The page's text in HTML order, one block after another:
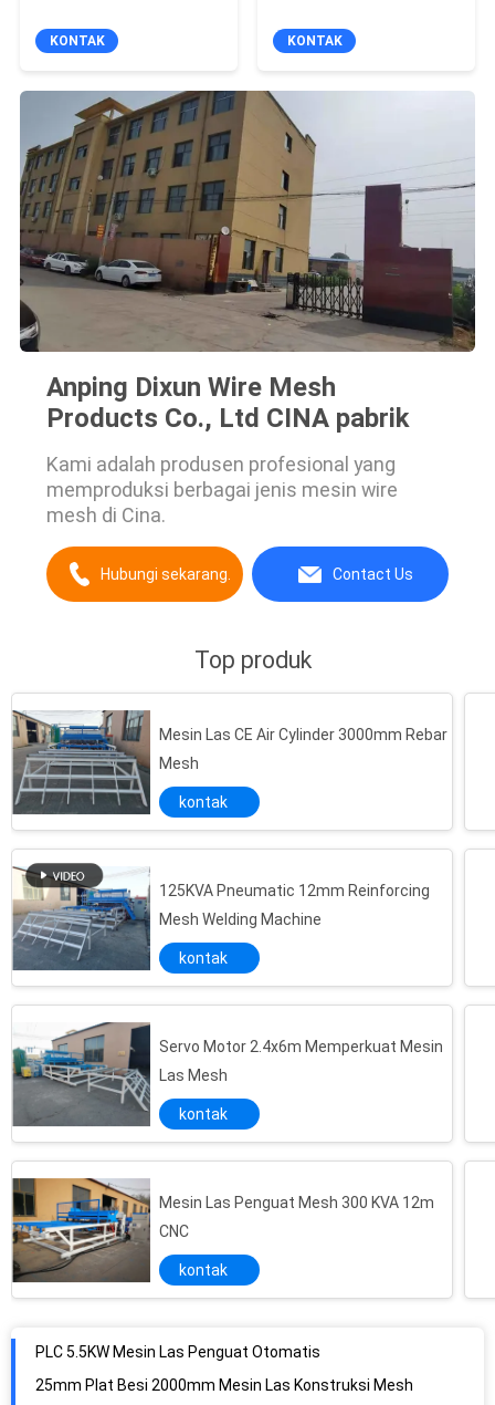
KONTAK KONTAK
Anping Dixun Wire Mesh
Products Co., Ltd CINA pabrik
Kami adalah produsen profesional yang
memproduksi berbagai jenis mesin wire
mesh di Cina.
Hubungi sekarang. Contact Us
Top produk
Mesin Las CE Air Cylinder 3000mm Rebar
Mesh
kontak
125KVA Pneumatic 12mm Reinforcing
Mesh Welding Machine
kontak
Servo Motor 2.4x6m Memperkuat Mesin
Las Mesh
kontak
Mesin Las Penguat Mesh 300 KVA 12m
CNC
kontak
25mm Plat Besi 2000mm Mesin Las Konstruksi Mesh
230mm Gedung Atap Mesin TEC Roll Mesh Welding